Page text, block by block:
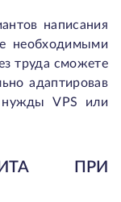
написания
необходимыми
труда сможете
адаптировав
нужды VPS или
ПРИ